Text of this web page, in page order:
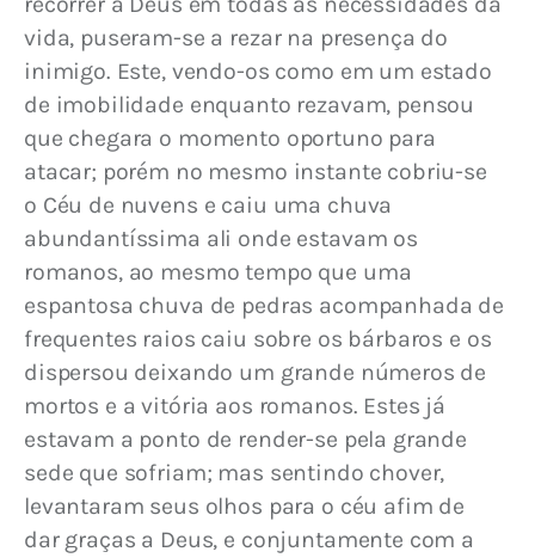
vida, puseram-se a rezar na presença do
inimigo. Este, vendo-os como em um estado
de imobilidade enquanto rezavam, pensou
que chegara o momento oportuno para
atacar; porém no mesmo instante cobriu-se
o Céu de nuvens e caiu uma chuva
abundantíssima ali onde estavam os
romanos, ao mesmo tempo que uma
espantosa chuva de pedras acompanhada de
frequentes raios caiu sobre os bárbaros e os
dispersou deixando um grande números de
mortos e a vitória aos romanos. Estes já
estavam a ponto de render-se pela grande
sede que sofriam; mas sentindo chover,
levantaram seus olhos para o céu afim de
dar graças a Deus, e conjuntamente com a